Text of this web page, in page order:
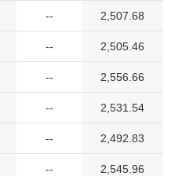
-- 2,507.68
-- 2,505.46
-- 2,556.66
-- 2,531.54
-- 2,492.83
-- 2,545.96